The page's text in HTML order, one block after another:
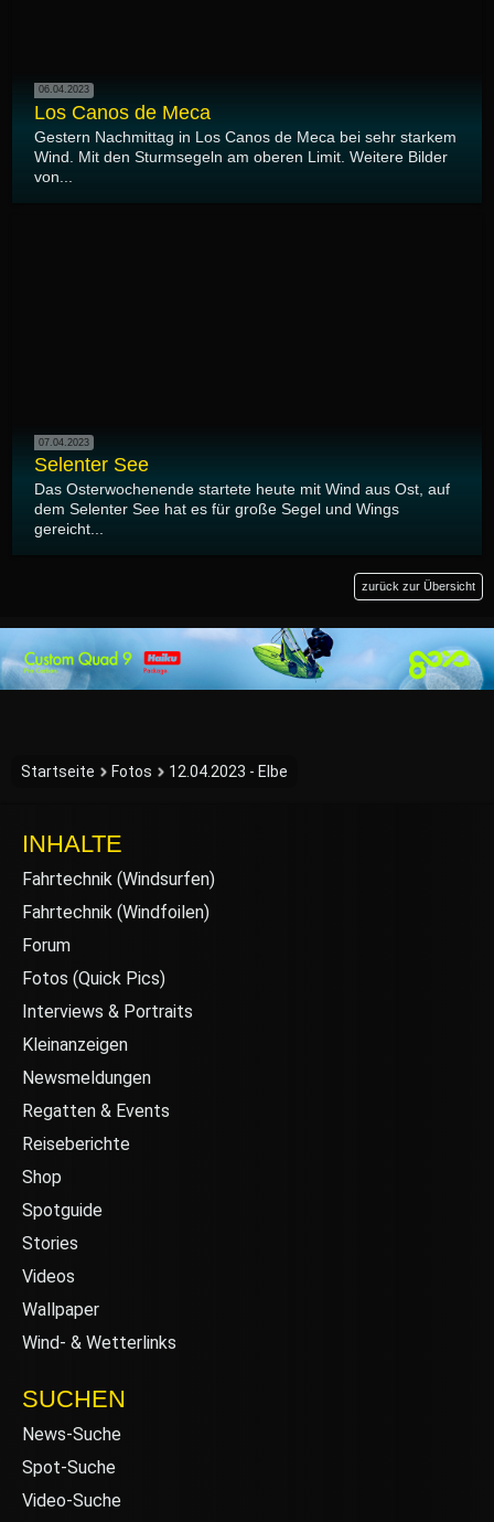
06.04.2023
Los Canos de Meca
Gestern Nachmittag in Los Canos de Meca bei sehr starkem
Wind. Mit den Sturmsegeln am oberen Limit. Weitere Bilder
von...
07.04.2023
Selenter See
Das Osterwochenende startete heute mit Wind aus Ost, auf
dem Selenter See hat es für große Segel und Wings
gereicht...
zurück zur Übersicht
Startseite Fotos 12.04.2023 - Elbe
INHALTE
Fahrtechnik (Windsurfen)
Fahrtechnik (Windfoilen)
Forum
Fotos (Quick Pics)
Interviews & Portraits
Kleinanzeigen
Newsmeldungen
Regatten & Events
Reiseberichte
Shop
Spotguide
Stories
Videos
Wallpaper
Wind- & Wetterlinks
SUCHEN
News-Suche
Spot-Suche
Video-Suche